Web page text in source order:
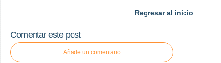
Regresar al inicio
Comentar este post
Añade un comentario